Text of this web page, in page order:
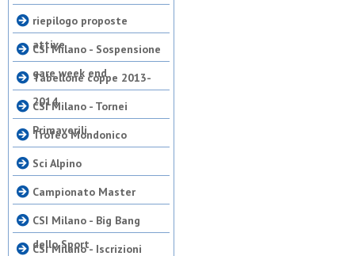
riepilogo proposte
attive
CSI Milano - Sospensione
gare week end
Tabellone coppe 2013-
2014
CSI Milano - Tornei
Primaverili
Trofeo Mondonico
Sci Alpino
Campionato Master
CSI Milano - Big Bang
dello Sport
CSI Milano - Iscrizioni